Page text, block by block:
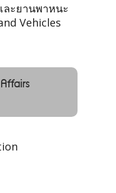
ะยานพาหนะ
Vehicles